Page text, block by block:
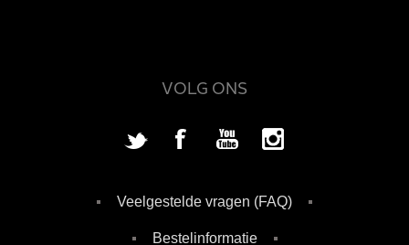
VOLG ONS
Veelgestelde vragen (FAQ)
Bestelinformatie